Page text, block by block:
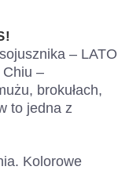
– LATO
–
brokułach,
to jedna z
Kolorowe